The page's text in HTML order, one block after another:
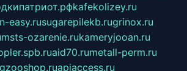
kafekolizey.ru
easy.rusugarepilekb.rugrinox.ru
msts-ozarenie.rukameryjooan.ru
aid70.rumetall-perm.ru
apiaccess.ru